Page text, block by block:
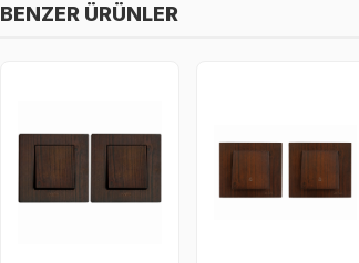
BENZER ÜRÜNLER